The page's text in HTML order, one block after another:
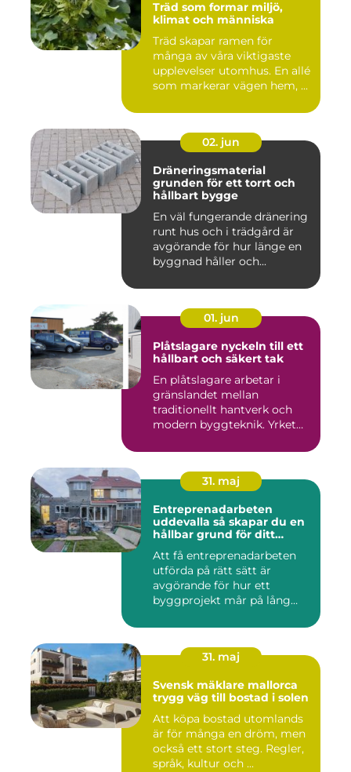
Träd som formar miljö,
klimat och människa
Träd skapar ramen för
många av våra viktigaste
upplevelser utomhus. En allé
som markerar vägen hem, ...
02. jun
Dräneringsmaterial
grunden för ett torrt och
hållbart bygge
En väl fungerande dränering
runt hus och i trädgård är
avgörande för hur länge en
byggnad håller och...
01. jun
Plåtslagare nyckeln till ett
hållbart och säkert tak
En plåtslagare arbetar i
gränslandet mellan
traditionellt hantverk och
modern byggteknik. Yrket
31. maj
Entreprenadarbeten
uddevalla så skapar du en
hållbar grund för ditt
Att få entreprenadarbeten
utförda på rätt sätt är
avgörande för hur ett
byggprojekt mår på lång
31. maj
Svensk mäklare mallorca
trygg väg till bostad i solen
Att köpa bostad utomlands
är för många en dröm, men
också ett stort steg. Regler,
språk, kultur och ...